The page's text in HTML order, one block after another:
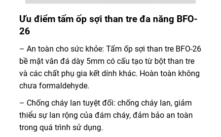
Ưu điểm tấm ốp sợi than tre đa năng BFO-
26
– An toàn cho sức khỏe: Tấm ốp sợi than tre BFO-26
bề mặt vân đá dày 5mm có cấu tạo từ bột than tre
và các chất phụ gia kết dính khác. Hoàn toàn không
chưa formaldehyde.
– Chống cháy lan tuyệt đối: chống cháy lan, giảm
thiểu sự lan rộng của đám cháy, đảm bảo an toàn
trong quá trình sử dụng.